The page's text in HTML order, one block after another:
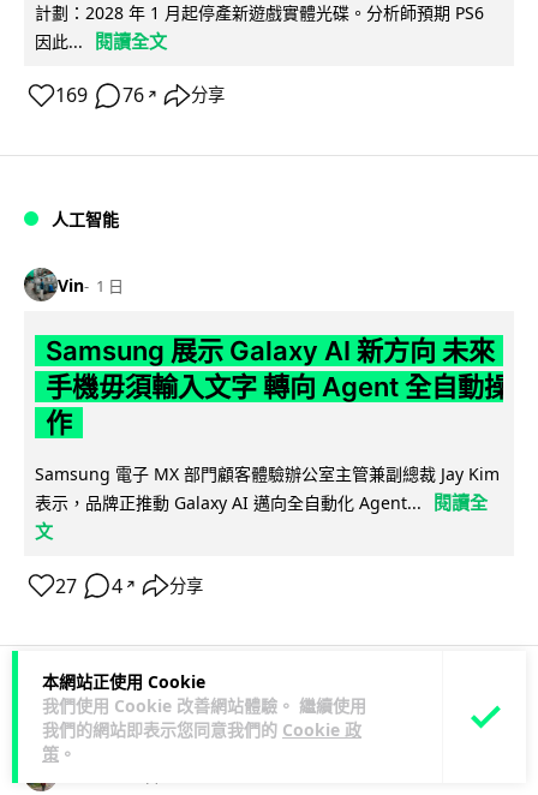
本網站正使用 Cookie
我們使用 Cookie 改善網站體驗。 繼續使用
我們的網站即表示您同意我們的 Cookie 政
策 。
計劃：2028 年 1 月起停產新遊戲實體光碟。分析師預期 PS6
因此...
閱讀全文
169 76 ↗ 分享
人工智能
Vin 1 日
Samsung 展示 Galaxy AI 新方向 未來
手機毋須輸入文字 轉向 Agent 全自動操
作
Samsung 電子 MX 部門顧客體驗辦公室主管兼副總裁 Jay Kim
表示，品牌正推動 Galaxy AI 邁向全自動化 Agent...
閱讀全
文
27 4 ↗ 分享
科技娛樂 生活娛樂 城中熱話